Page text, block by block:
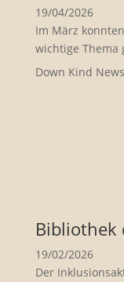
19/04/2026
Im März
wichtige Thema
Down Kind News
Biblio­thek
19/02/2026
Der